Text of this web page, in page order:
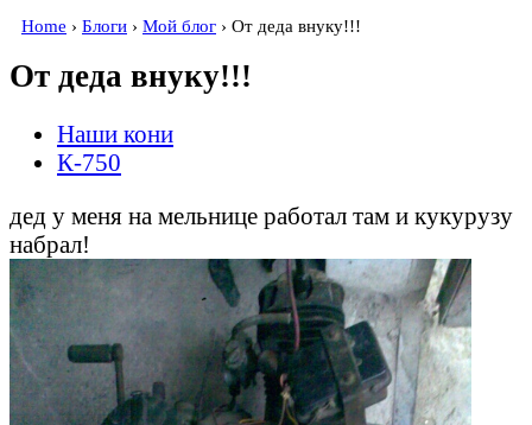
Home › Блоги › Мой блог › От деда внуку!!!
От деда внуку!!!
Наши кони
К-750
дед у меня на мельнице работал там и кукурузу
набрал!